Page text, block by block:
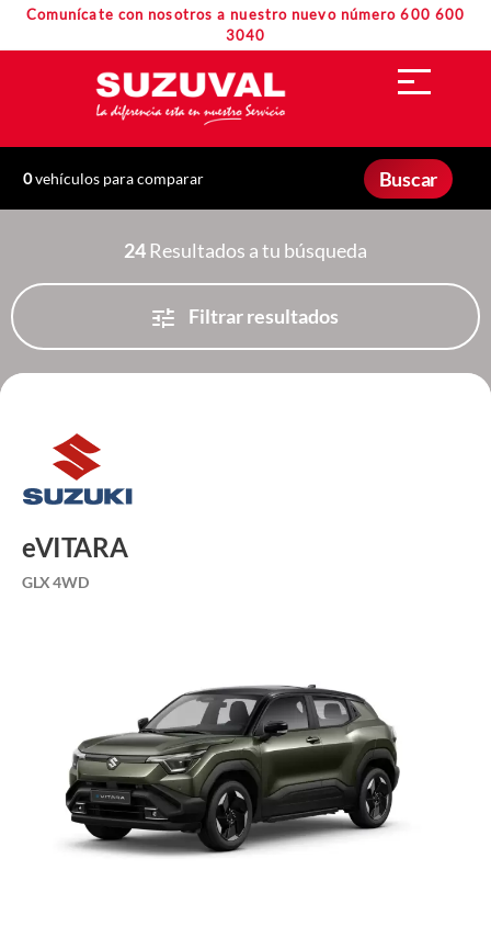
Comunícate con nosotros a nuestro nuevo número 600 600
3040
0vehículos para comparar Buscar
24 Resultados a tu búsqueda
Filtrar resultados
eVITARA
GLX 4WD